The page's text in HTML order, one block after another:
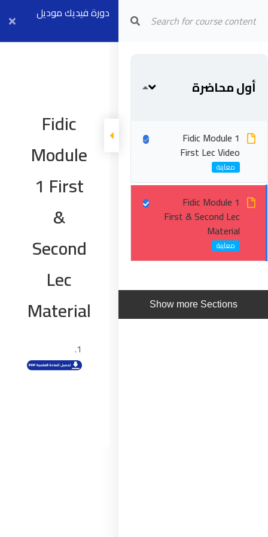
Arab Center for Arbitration
دورة فيديك موديل
١ بث مباشر ٢٣
أول محاضرة
Fidic Module 1
First Lec Video
Fidic Module 1
First & Second Lec
Material
Show more Sections
Fidic
Module
1 First
&
Second
Lec
Material